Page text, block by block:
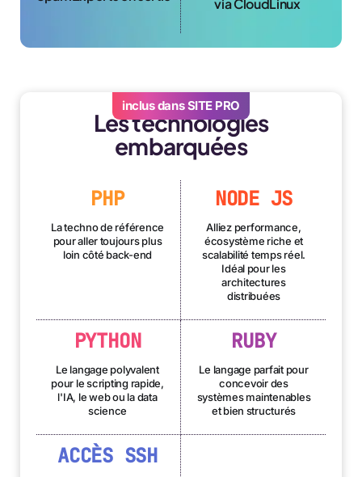
via CloudLinux
inclus dans SITE PRO
Les technologies
embarquées
PHP
La techno de référence
pour aller toujours plus
loin côté back-end
NODE JS
Alliez performance,
écosystème riche et
scalabilité temps réel.
Idéal pour les
architectures
distribuées
PYTHON
Le langage polyvalent
pour le scripting rapide,
l'IA, le web ou la data
science
RUBY
Le langage parfait pour
concevoir des
systèmes maintenables
et bien structurés
ACCÈS SSH